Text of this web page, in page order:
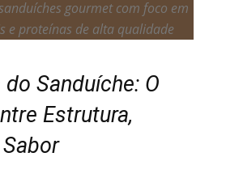
Sanduíche: O
Estrutura,